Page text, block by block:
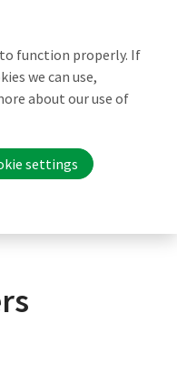
function properly. If
we can use,
about our use of
settings